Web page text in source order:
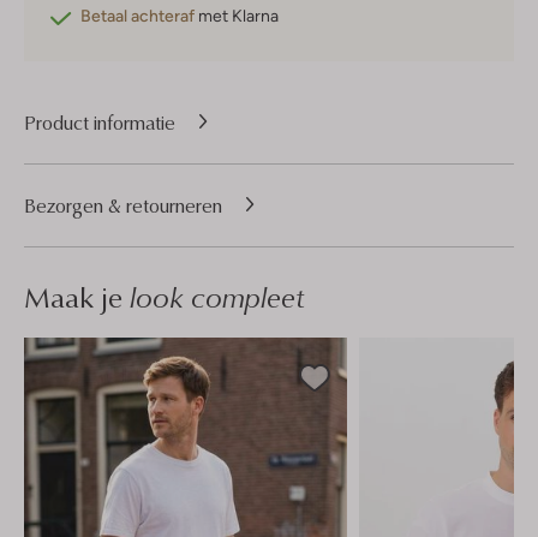
Betaal achteraf met Klarna
Product informatie
Bezorgen & retourneren
Maak je look compleet